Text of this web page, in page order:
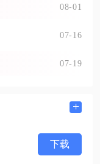
08-01
07-16
07-19
+
下载